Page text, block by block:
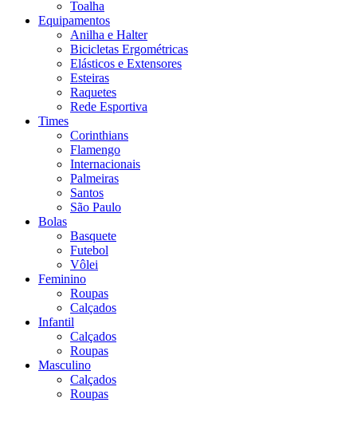
Toalha
Equipamentos
Anilha e Halter
Bicicletas Ergométricas
Elásticos e Extensores
Esteiras
Raquetes
Rede Esportiva
Times
Corinthians
Flamengo
Internacionais
Palmeiras
Santos
São Paulo
Bolas
Basquete
Futebol
Vôlei
Feminino
Roupas
Calçados
Infantil
Calçados
Roupas
Masculino
Calçados
Roupas